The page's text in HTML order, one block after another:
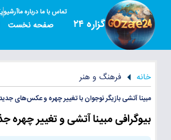
گزاره ۲۴
تماس با مادرباره ماآرشیو
صفحه نخست
خانه فرهنگ و هنر
مبینا آتشی بازیگر نوجوان با تغییر چهره و عکس‌های
بیوگرافی مبینا آتشی و تغییر